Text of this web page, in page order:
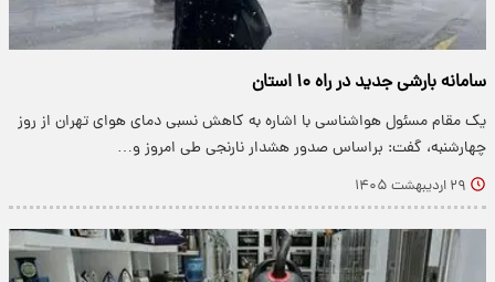
سامانه بارشی جدید در راه ۱۰ استان
یک مقام مسئول هواشناسی با اشاره به کاهش نسبی دمای هوای تهران از روز
چهارشنبه، گفت: براساس صدور هشدار نارنجی طی امروز و…
۲۹ اردیبهشت ۱۴۰۵